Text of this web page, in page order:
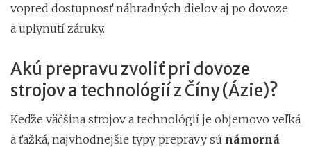
vopred dostupnosť náhradných dielov aj po dovoze
a uplynutí záruky.
Akú prepravu zvoliť pri dovoze
strojov a technológií z Číny (Ázie)?
Keďže väčšina strojov a technológií je objemovo veľká
a ťažká, najvhodnejšie typy prepravy sú námorná